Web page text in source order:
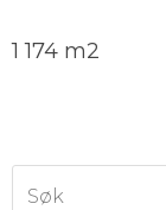
1 174 m2